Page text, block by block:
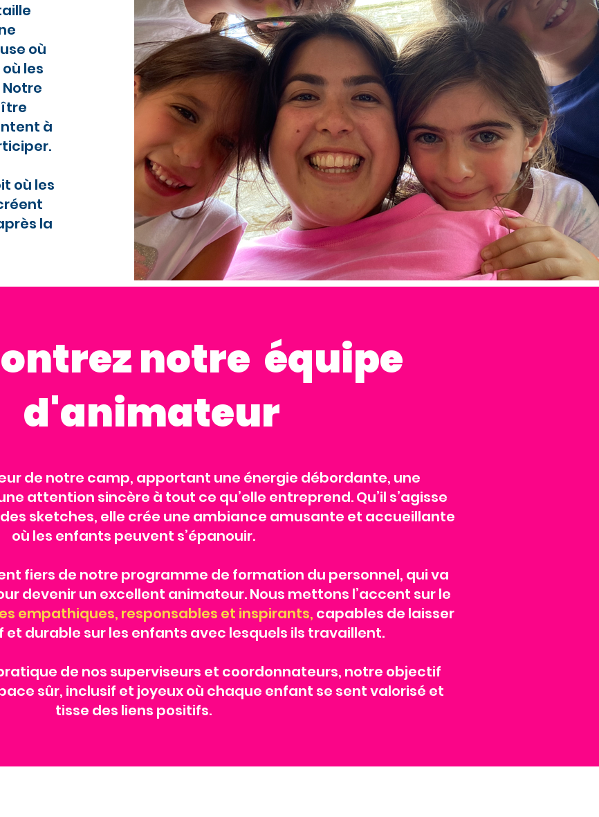
où
les
à
où les
la
notre équipe
d'animateur
de notre camp, apportant une énergie débordante, une
attention sincère à tout ce qu’elle entreprend. Qu’il s’agisse
sketches, elle crée une ambiance amusante et accueillante
où les enfants peuvent s’épanouir.
fiers de notre programme de formation du personnel, qui va
devenir un excellent animateur. Nous mettons l’accent sur le
empathiques, responsables et inspirants, capables de laisser
durable sur les enfants avec lesquels ils travaillent.
de nos superviseurs et coordonnateurs, notre objectif
sûr, inclusif et joyeux où chaque enfant se sent valorisé et
tisse des liens positifs.